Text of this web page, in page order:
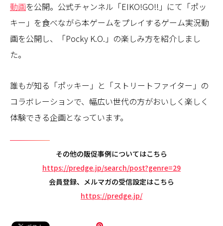
動画を公開。公式チャンネル「EIKO!GO!!」にて「ポッ
キー」を食べながら本ゲームをプレイするゲーム実況動
画を公開し、「Pocky K.O.」の楽しみ方を紹介しまし
た。
誰もが知る「ポッキー」と「ストリートファイター」の
コラボレーションで、幅広い世代の方がおいしく楽しく
体験できる企画となっています。
その他の販促事例についてはこちら
https://predge.jp/search/post?genre=29
会員登録、メルマガの受信設定はこちら
https://predge.jp/